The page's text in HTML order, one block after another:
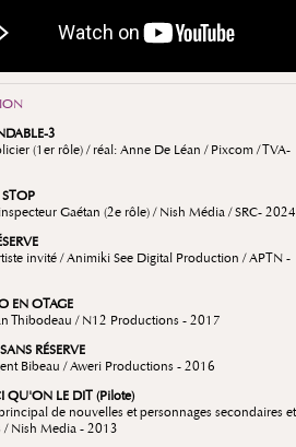
3
(1er rôle) / réal: Anne De Léan / Pixcom / TVA-
Gaétan (2e rôle) / Nish Média / SRC- 2024
invité / Animiki See Digital Production / APTN -
EN OTAGE
Thibodeau / N12 Productions - 2017
RÉSERVE
Bibeau / Aweri Productions - 2016
QU'ON LE DIT (Pilote)
de nouvelles et personnages secondaires et
/ Nish Media - 2013